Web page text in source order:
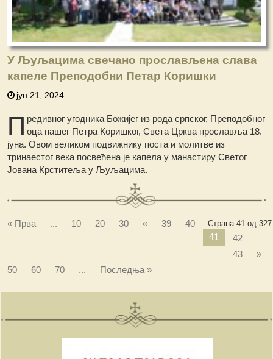
У Љуљацима свечано прослављена слава
капеле Преподобни Петар Коришки
јун 21, 2024
П редивног угодника Божијег из рода српског, Преподобног
оца нашег Петра Коришког, Света Црква прославља 18.
јуна. Овом великом подвижнику поста и молитве из
тринаестог века посвећена је капела у манастиру Светог
Јована Крститеља у Љуљацима.
Страна 41 од 327
« Прва ... 10 20 30 « 39
40
41
42
43
»
50
60 70 ... Последња »